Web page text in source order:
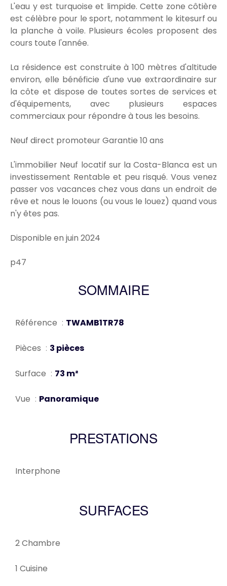
L'eau y est turquoise et limpide. Cette zone côtière
est célèbre pour le sport, notamment le kitesurf ou
la planche à voile. Plusieurs écoles proposent des
cours toute l'année.
La résidence est construite à 100 mètres d'altitude
environ, elle bénéficie d'une vue extraordinaire sur
la côte et dispose de toutes sortes de services et
d'équipements, avec plusieurs espaces
commerciaux pour répondre à tous les besoins.
Neuf direct promoteur Garantie 10 ans
L'immobilier Neuf locatif sur la Costa-Blanca est un
investissement Rentable et peu risqué. Vous venez
passer vos vacances chez vous dans un endroit de
rêve et nous le louons (ou vous le louez) quand vous
n'y êtes pas.
Disponible en juin 2024
p47
SOMMAIRE
Référence TWAMB1TR78
Pièces 3 pièces
Surface 73 m²
Vue Panoramique
PRESTATIONS
Interphone
SURFACES
2 Chambre
1 Cuisine